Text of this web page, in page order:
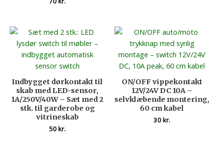
Indbygget dørkontakt til
skab med LED-sensor,
1A/250V/40W – Sæt med 2
stk. til garderobe og
vitrineskab
50kr.
ON/OFF vippekontakt
12V/24V DC 10A –
selvklæbende montering,
60 cm kabel
30kr.